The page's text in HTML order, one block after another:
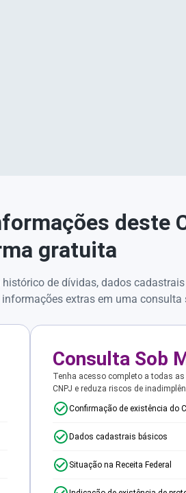
deste
gratuita
de dívidas, dados
extras em uma consulta
Consulta Sob
Tenha acesso completo a todas
CNPJ e reduza riscos de
Confirmação de existência do
Dados cadastrais básicos
Situação na Receita Federal